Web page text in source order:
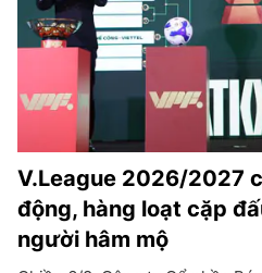
V.League 2026/2027
động, hàng loạt cặp
người hâm mộ